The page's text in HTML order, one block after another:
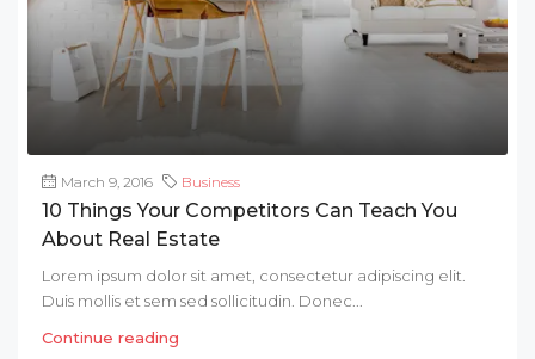
March 9, 2016 Business
10 Things Your Competitors Can Teach You
About Real Estate
Lorem ipsum dolor sit amet, consectetur adipiscing elit.
Duis mollis et sem sed sollicitudin. Donec...
Continue reading